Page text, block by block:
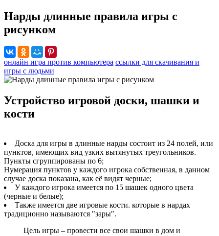
Нарды длинные правила игры с
рисунком
онлайн игра против компьютера ссылки для скачивания и
игры с людьми
Устройство игровой доски, шашки и
кости
Доска для игры в длинные нарды состоит из 24 полей, или
пунктов, имеющих вид узких вытянутых треугольников.
Пункты сгруппированы по 6;
Нумерация пунктов у каждого игрока собственная, в данном
случае доска показана, как её видят черные;
У каждого игрока имеется по 15 шашек одного цвета
(черные и белые);
Также имеется две игровые кости. которые в нардах
традиционно называются "зары".
Цель игры – провести все свои шашки в дом и